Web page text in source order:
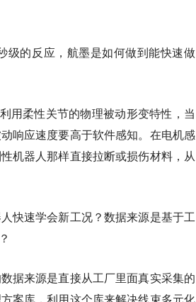
级的反应，航墨是如何做到能快速做
用柔性关节的物理被动形变特性，当
响应速度要高于软件感知。在电机感
机器人那样直接拉断或损伤材料，从
快速学会新工况？数据来源是基于工
据来源是直接从工厂里面真实采集的